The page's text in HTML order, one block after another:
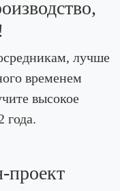
лучше
временем
высокое
года.
проект